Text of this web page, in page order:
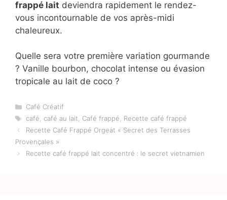
votre routine café. Cette boisson
emblématique transforme vos pauses
estivales en moments de pur plaisir glacé, où
entre café intense et douceur lactée.
Les techniques que vous avez découvertes
meilleurs baristas. Expérimentez les
variations, ajustez les proportions selon vos
goûts, et créez votre signature personnelle.
Votrerecette café frappé lait
rapidement le rendez-vous incontournable de